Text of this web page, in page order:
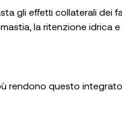
gli effetti collaterali dei
la ritenzione idrica e
rendono questo